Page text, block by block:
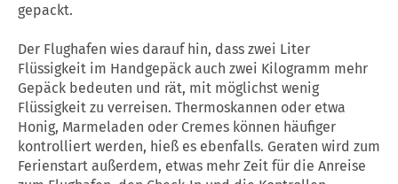
gepackt.
Der Flughafen wies darauf hin, dass zwei Liter
Flüssigkeit im Handgepäck auch zwei Kilogramm mehr
Gepäck bedeuten und rät, mit möglichst wenig
Flüssigkeit zu verreisen. Thermoskannen oder etwa
Honig, Marmeladen oder Cremes können häufiger
kontrolliert werden, hieß es ebenfalls. Geraten wird zum
Ferienstart außerdem, etwas mehr Zeit für die Anreise